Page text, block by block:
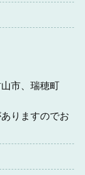
市、瑞穂町
りますのでお